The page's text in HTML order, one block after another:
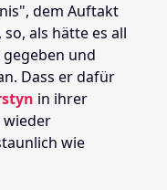
dem Auftakt
als hätte es all
und
Dass er dafür
in ihrer
wieder
wie